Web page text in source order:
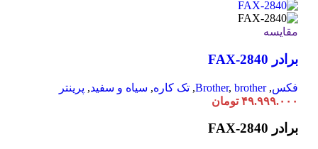
مقایسه
برادر FAX-2840
فکس,
Brother, brother
, تک کاره, سیاه و سفید, پرینتر
۴۹.۹۹۹.۰۰۰ تومان
برادر FAX-2840